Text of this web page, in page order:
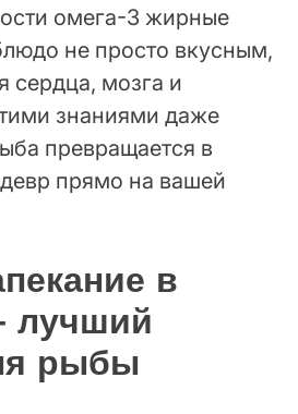
омега-3 жирные
не просто вкусным,
сердца, мозга и
знаниями даже
превращается в
прямо на вашей
в
лучший
рыбы